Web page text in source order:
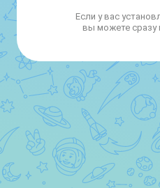
нескольких
железнодорожного
промышленная зона,
превратили
полноценные
противодроновыми
Северная часть
идёт выдавливание с
Если у вас
вы можете сразу